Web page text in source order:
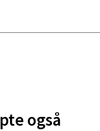
også